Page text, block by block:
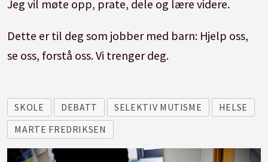
Jeg vil møte opp, prate, dele og lære videre.
Dette er til deg som jobber med barn: Hjelp oss,
se oss, forstå oss. Vi trenger deg.
SKOLE DEBATT SELEKTIV MUTISME
HELSE
MARTE FREDRIKSEN